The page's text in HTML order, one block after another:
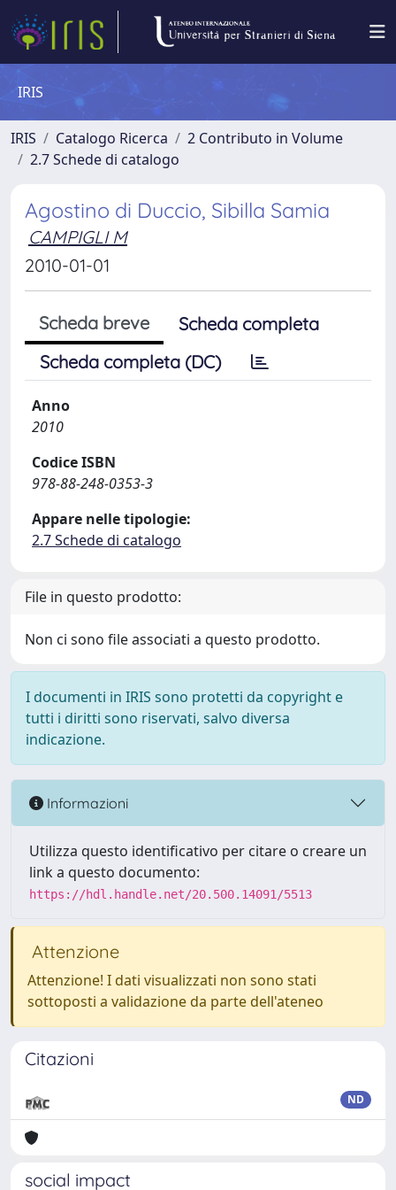
IRIS
IRIS Catalogo Ricerca
2 Contributo in Volume
2.7 Schede di catalogo
Agostino di Duccio, Sibilla Samia
CAMPIGLI M
2010-01-01
Scheda breve
Scheda completa
Scheda completa (DC)
Anno
2010
Codice ISBN
978-88-248-0353-3
Appare nelle tipologie:
2.7 Schede di catalogo
File in questo prodotto:
Non ci sono file associati a questo prodotto.
I documenti in IRIS sono protetti da copyright e
tutti i diritti sono riservati, salvo diversa
indicazione.
Informazioni
Utilizza questo identificativo per citare o creare un
link a questo documento:
https://hdl.handle.net/20.500.14091/5513
Attenzione
Attenzione! I dati visualizzati non sono stati
sottoposti a validazione da parte dell'ateneo
Citazioni
ND
social impact